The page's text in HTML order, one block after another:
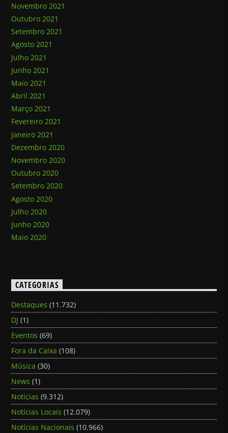
Novembro 2021
Outubro 2021
Setembro 2021
Agosto 2021
Julho 2021
Junho 2021
Maio 2021
Abril 2021
Março 2021
Fevereiro 2021
Janeiro 2021
Dezembro 2020
Novembro 2020
Outubro 2020
Setembro 2020
Agosto 2020
Julho 2020
Junho 2020
Maio 2020
CATEGORIAS
Destaques (11.732)
DJ (1)
Eventos (69)
Fora da Caixa (108)
Música (30)
News (1)
Noticias (9.312)
Notícias Locais (12.079)
Notícias Nacionais (10.966)